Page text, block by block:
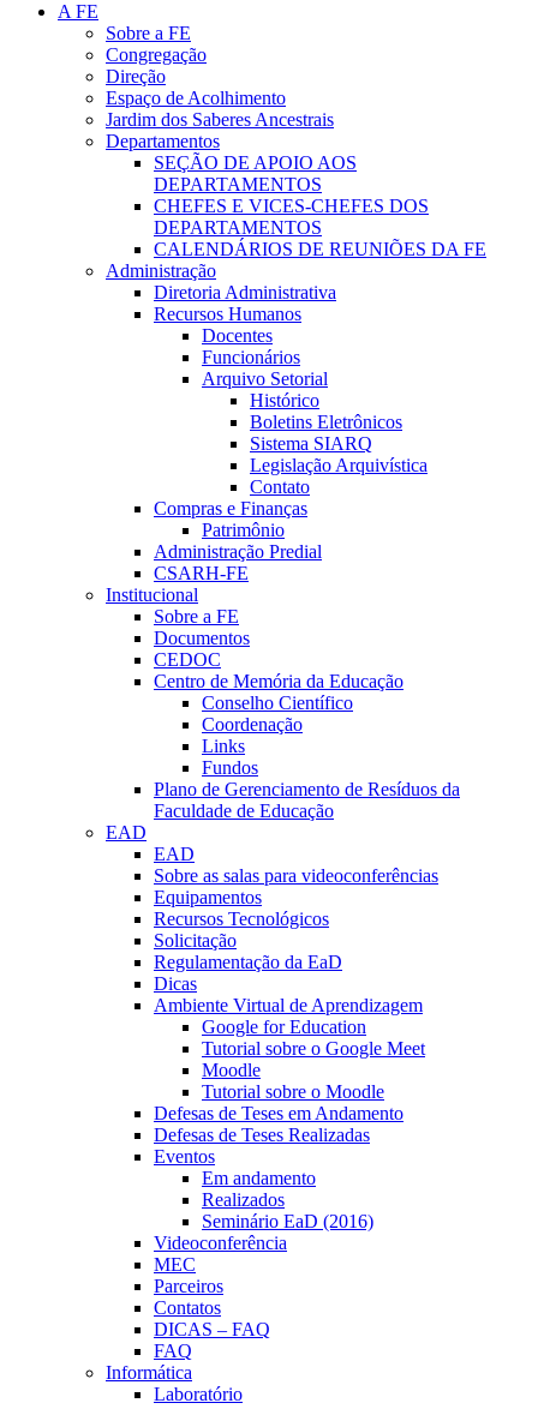
A FE
Sobre a FE
Congregação
Direção
Espaço de Acolhimento
Jardim dos Saberes Ancestrais
Departamentos
SEÇÃO DE APOIO AOS
DEPARTAMENTOS
CHEFES E VICES-CHEFES DOS
DEPARTAMENTOS
CALENDÁRIOS DE REUNIÕES DA FE
Administração
Diretoria Administrativa
Recursos Humanos
Docentes
Funcionários
Arquivo Setorial
Histórico
Boletins Eletrônicos
Sistema SIARQ
Legislação Arquivística
Contato
Compras e Finanças
Patrimônio
Administração Predial
CSARH-FE
Institucional
Sobre a FE
Documentos
CEDOC
Centro de Memória da Educação
Conselho Científico
Coordenação
Links
Fundos
Plano de Gerenciamento de Resíduos da
Faculdade de Educação
EAD
EAD
Sobre as salas para videoconferências
Equipamentos
Recursos Tecnológicos
Solicitação
Regulamentação da EaD
Dicas
Ambiente Virtual de Aprendizagem
Google for Education
Tutorial sobre o Google Meet
Moodle
Tutorial sobre o Moodle
Defesas de Teses em Andamento
Defesas de Teses Realizadas
Eventos
Em andamento
Realizados
Seminário EaD (2016)
Videoconferência
MEC
Parceiros
Contatos
DICAS – FAQ
FAQ
Informática
Laboratório